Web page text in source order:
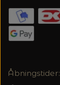
Åbningstider: